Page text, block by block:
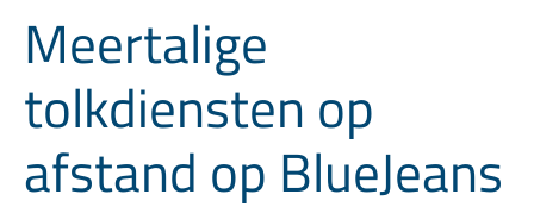
Meertalige
tolkdiensten op
afstand op BlueJeans